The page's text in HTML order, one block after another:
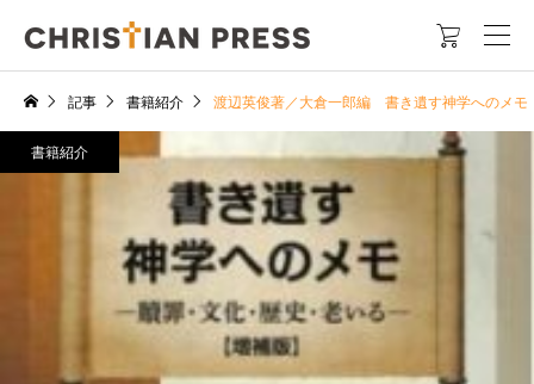

記事 書籍紹介 渡辺英俊著／大倉一郎編 書き遺す神学へのメモ
書籍紹介